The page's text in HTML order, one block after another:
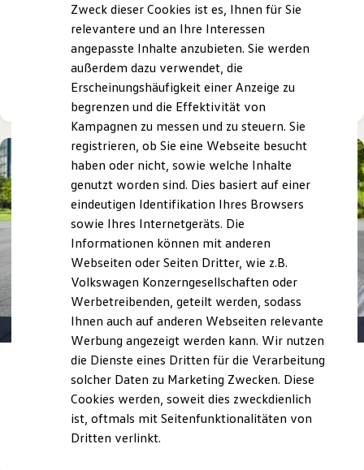
Kaufoptionen
E-Auto-Förderung
Software und Konnektivität
Die ID. Software 6
ID. Software Versionen und Updates
Digitale Extras
Schnittstellen zu Ihrem ID.
Hybridautos
Marke und Erlebnis
Volkswagen R und R Experience
R-Modelle
R Experience
Driving Experience
Volkswagen entdecken
Werkbesichtigung
Lifestyle Shop
T-Roc Kollektion
Golf Kollektion
ID. Kollektion
Volkswagen Kollektion
R-Kollektion
GTI Kollektion
Fußball Drop
we drive football
#wedriveproud
Besitzer und Service
Software Updates
Service und Ersatzteile
Autohaus Ratzel. Seit über 70 Jahren für
Details ansehen
Mobilität, so individuell wie Sie
Jetzt mit bis zu 15 % Nachlassauf Ihren Neuwagen
Details ansehen
Zweck dieser Cookies ist es, Ihnen für Sie
relevantere und an Ihre Interessen
angepasste Inhalte anzubieten. Sie werden
außerdem dazu verwendet, die
Erscheinungshäufigkeit einer Anzeige zu
begrenzen und die Effektivität von
Kampagnen zu messen und zu steuern. Sie
registrieren, ob Sie eine Webseite besucht
haben oder nicht, sowie welche Inhalte
genutzt worden sind. Dies basiert auf einer
eindeutigen Identifikation Ihres Browsers
sowie Ihres Internetgeräts. Die
Informationen können mit anderen
Webseiten oder Seiten Dritter, wie z.B.
Volkswagen Konzerngesellschaften oder
Werbetreibenden, geteilt werden, sodass
Ihnen auch auf anderen Webseiten relevante
Werbung angezeigt werden kann. Wir nutzen
die Dienste eines Dritten für die Verarbeitung
solcher Daten zu Marketing Zwecken. Diese
Cookies werden, soweit dies zweckdienlich
ist, oftmals mit Seitenfunktionalitäten von
Dritten verlinkt.